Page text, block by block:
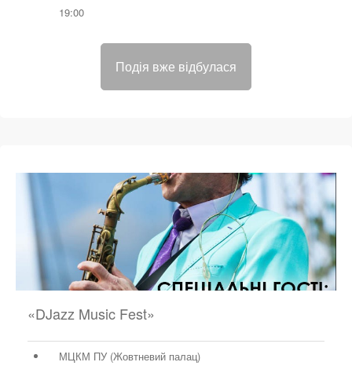
19:00
Подія вже відбулася
«DJazz Music Fest»
МЦКМ ПУ (Жовтневий палац)